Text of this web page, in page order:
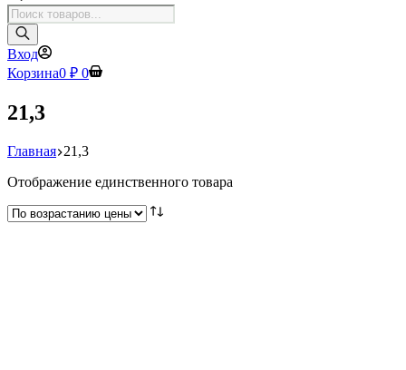
Поиск
товаров
Вход
Корзина0 ₽ 0
21,3
Главная 21,3
Отображение единственного товара